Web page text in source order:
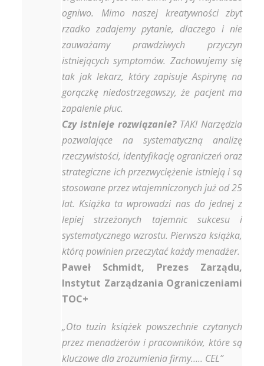
ogniwo. Mimo naszej kreatywności zbyt
rzadko zadajemy pytanie, dlaczego i nie
zauważamy prawdziwych przyczyn
istniejących symptomów. Zachowujemy się
tak jak lekarz, który zapisuje Aspirynę na
gorączkę niedostrzegawszy, że pacjent ma
zapalenie płuc.
Czy istnieje rozwiązanie?TAK! Narzędzia
pozwalające na systematyczną analizę
rzeczywistości, identyfikację ograniczeń oraz
strategiczne ich przezwyciężenie istnieją i są
stosowane przez wtajemniczonych już od 25
lat. Książka ta wprowadzi nas do jednej z
lepiej strzeżonych tajemnic sukcesu i
systematycznego wzrostu. Pierwsza książka,
którą powinien przeczytać każdy menadżer.
Paweł Schmidt, Prezes Zarządu,
Instytut Zarządzania Ograniczeniami
TOC+
„Oto tuzin książek powszechnie czytanych
przez menadżerów i pracowników, które są
kluczowe dla zrozumienia firmy….. CEL”